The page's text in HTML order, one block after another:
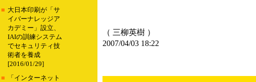
■ 大日本印刷が「サ
イバーナレッジア
カデミー」設立、
IAIの訓練システム
でセキュリティ技
術者を養成
[2016/01/29]
■
「インターネット
（ 三柳英樹 ）
2007/04/03 18:22